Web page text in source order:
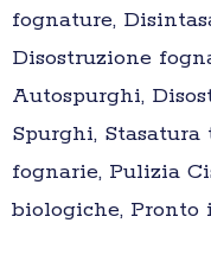
fognature,
Disostruzione
Autospurghi,
Spurghi,
fognarie, Pulizia
biologiche, Pronto